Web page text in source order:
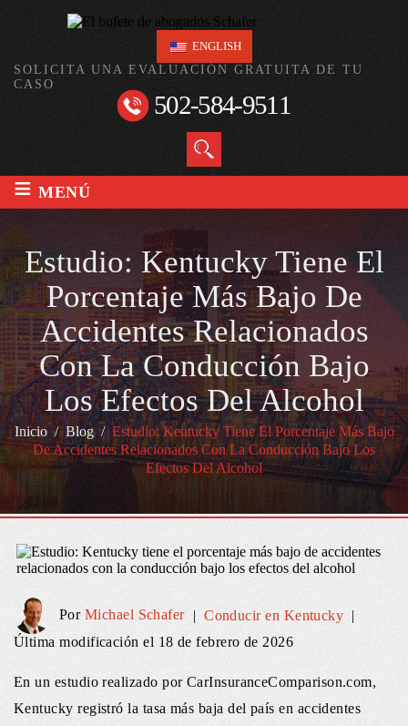
ENGLISH
SOLICITA UNA EVALUACIÓN GRATUITA DE TU
CASO
502-584-9511
≡ MENÚ
Estudio: Kentucky Tiene El
Porcentaje Más Bajo De
Accidentes Relacionados
Con La Conducción Bajo
Los Efectos Del Alcohol
Inicio/Blog/Estudio: Kentucky Tiene El Porcentaje Más Bajo
De Accidentes Relacionados Con La Conducción Bajo Los
Efectos Del Alcohol
Por Michael Schafer|Conducir en Kentucky |
Última modificación el 18 de febrero de 2026
En un estudio realizado por CarInsuranceComparison.com,
Kentucky registró la tasa más baja del país en accidentes